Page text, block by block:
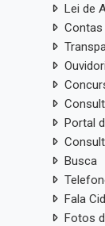
Lei de
Contas
Portal
Busca
Fala
Fotos